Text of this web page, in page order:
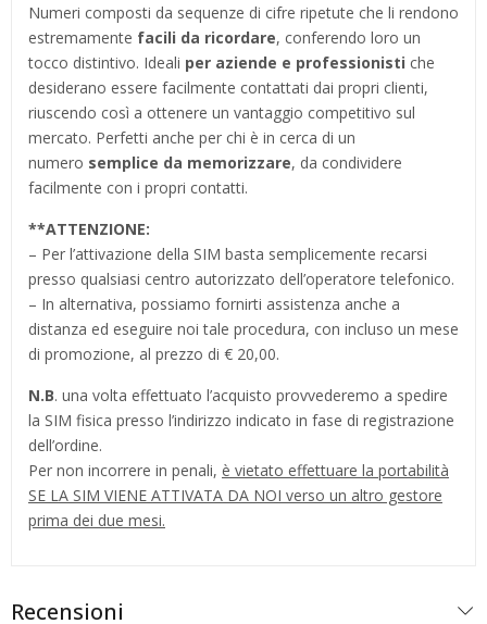
Numeri composti da sequenze di cifre ripetute che li rendono
estremamente facili da ricordare, conferendo loro un
tocco distintivo. Ideali per aziende e professionisti che
desiderano essere facilmente contattati dai propri clienti,
riuscendo così a ottenere un vantaggio competitivo sul
mercato. Perfetti anche per chi è in cerca di un
numero semplice da memorizzare, da condividere
facilmente con i propri contatti.
**ATTENZIONE:
– Per l’attivazione della SIM basta semplicemente recarsi
presso qualsiasi centro autorizzato dell’operatore telefonico.
– In alternativa, possiamo fornirti assistenza anche a
distanza ed eseguire noi tale procedura, con incluso un mese
di promozione, al prezzo di € 20,00.
N.B. una volta effettuato l’acquisto provvederemo a spedire
la SIM fisica presso l’indirizzo indicato in fase di registrazione
dell’ordine.
Per non incorrere in penali, è vietato effettuare la portabilità
SE LA SIM VIENE ATTIVATA DA NOI verso un altro gestore
prima dei due mesi.
Recensioni